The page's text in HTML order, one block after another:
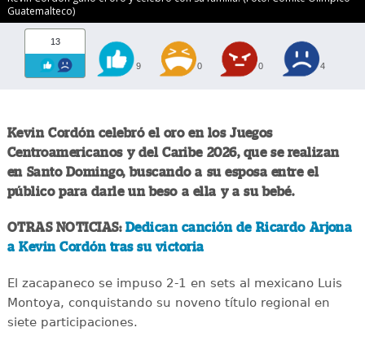
Guatemalteco)
13
9 0 0 4
Kevin Cordón celebró el oro en los Juegos
Centroamericanos y del Caribe 2026, que se realizan
en Santo Domingo, buscando a su esposa entre el
público para darle un beso a ella y a su bebé.
OTRAS NOTICIAS: Dedican canción de Ricardo Arjona
a Kevin Cordón tras su victoria
El zacapaneco se impuso 2-1 en sets al mexicano Luis
Montoya, conquistando su noveno título regional en
siete participaciones.